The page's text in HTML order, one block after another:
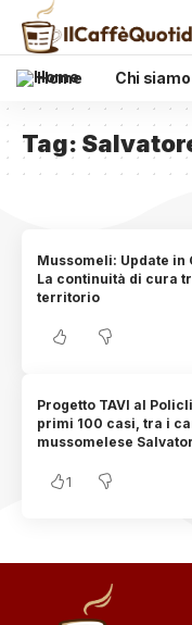
Home Chi siamo
Tag:
Mussomeli: Update
La continuità di cura
territorio
Progetto TAVI al
primi 100 casi, tra i
mussomelese
1